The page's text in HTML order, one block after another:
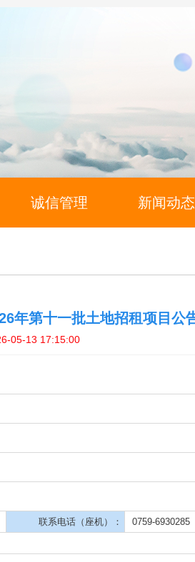
诚信管理 新闻动态